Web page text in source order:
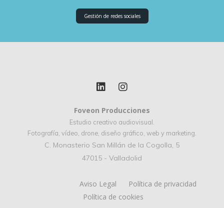
Gestión de redes sociales
Foveon Producciones
Estudio creativo audiovisual.
Fotografía, vídeo, drone, diseño gráfico, web y marketing.
C. Monasterio San Millán de la Cogolla, 5
47015 - Valladolid
Aviso Legal
Política de privacidad
Política de cookies